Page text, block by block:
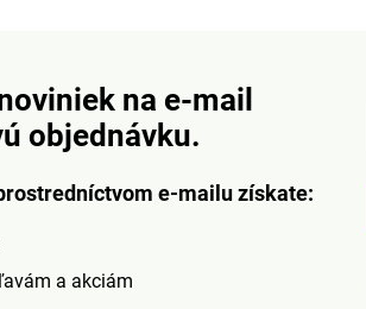
na e-mail
objednávku.
e-mailu získate:
a akciám